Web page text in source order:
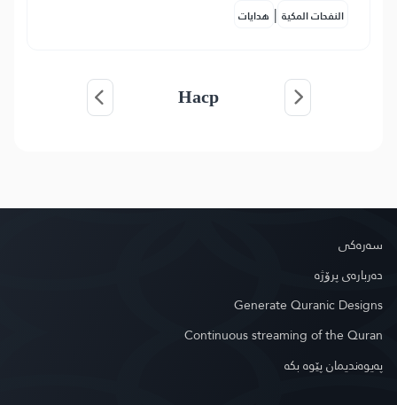
النفحات المكية | هدايات
Наср
سه‌ره‌كی
دەربارەی پرۆژە
Generate Quranic Designs
Continuous streaming of the Quran
په‌یوه‌ندیمان پێوه‌ بكه‌